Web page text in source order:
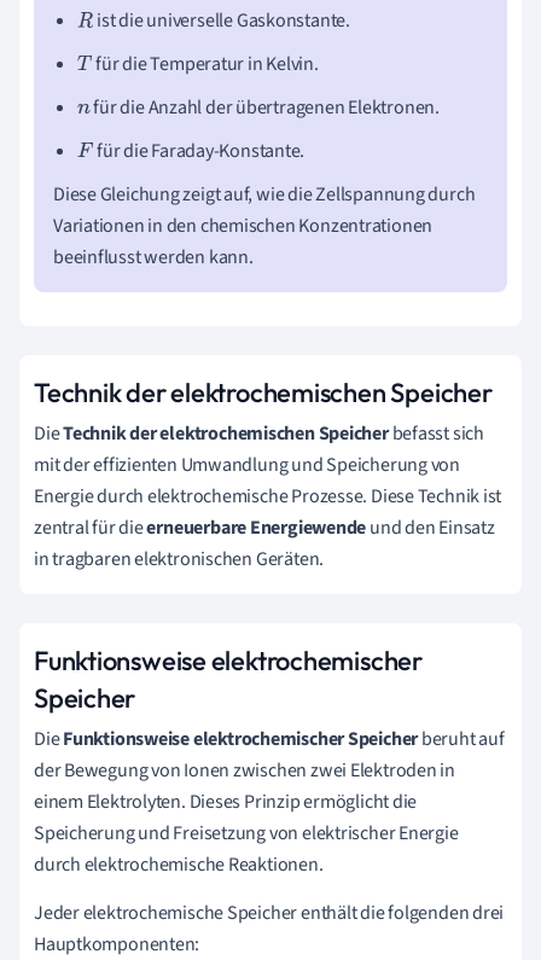
R ist die universelle Gaskonstante.
T für die Temperatur in Kelvin.
nfür die Anzahl der übertragenen Elektronen.
F für die Faraday-Konstante.
Diese Gleichung zeigt auf, wie die Zellspannung durch
Variationen in den chemischen Konzentrationen
beeinflusst werden kann.
Technik der elektrochemischen Speicher
DieTechnik der elektrochemischen Speicherbefasst sich
mit der effizienten Umwandlung und Speicherung von
Energie durch elektrochemische Prozesse. Diese Technik ist
zentral für dieerneuerbare Energiewendeund den Einsatz
in tragbaren elektronischen Geräten.
Funktionsweise elektrochemischer
Speicher
DieFunktionsweise elektrochemischer Speicherberuht auf
der Bewegung von Ionen zwischen zwei Elektroden in
einem Elektrolyten. Dieses Prinzip ermöglicht die
Speicherung und Freisetzung von elektrischer Energie
durch elektrochemische Reaktionen.
Jeder elektrochemische Speicher enthält die folgenden drei
Hauptkomponenten: